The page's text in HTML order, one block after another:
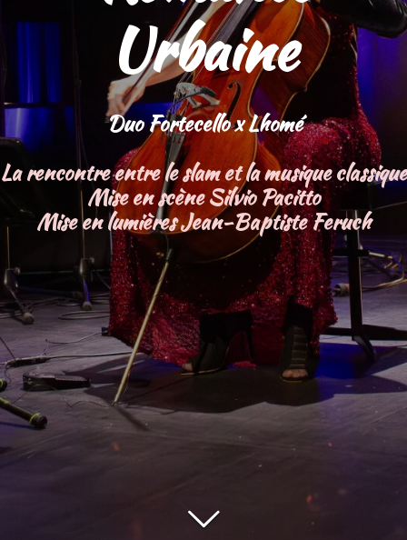
Urbaine
Duo Fortecello x Lhomé
La rencontre entre le slam et la musique classique
Mise en scène Silvio Pacitto
Mise en lumières Jean-Baptiste Feruch